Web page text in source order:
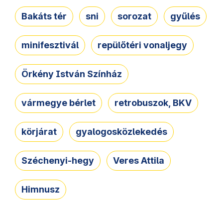
Bakáts tér sni sorozat gyűlés
minifesztivál repülőtéri vonaljegy
Örkény István Színház
vármegye bérlet retrobuszok, BKV
körjárat gyalogosközlekedés
Széchenyi-hegy Veres Attila
Himnusz